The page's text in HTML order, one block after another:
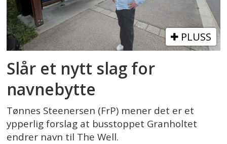
PLUSS
Slår et nytt slag for
navnebytte
Tønnes Steenersen (FrP) mener det er et
ypperlig forslag at busstoppet Granholtet
endrer navn til The Well.